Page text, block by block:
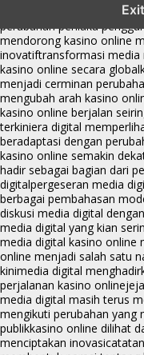
perubahan perilaku
mendorong kasino online
inovatiftransformasi media
kasino online secara global
menjadi cerminan
mengubah arah kasino
kasino online berjalan
terkiniera digital
beradaptasi dengan
kasino online semakin
hadir sebagai bagian dari
digitalpergeseran media
berbagai pembahasan
diskusi media digital
media digital yang kian
media digital kasino online
online menjadi salah satu
kinimedia digital
perjalanan kasino online
media digital masih terus
mengikuti perubahan yang
publikkasino online dilihat
menciptakan inovasi